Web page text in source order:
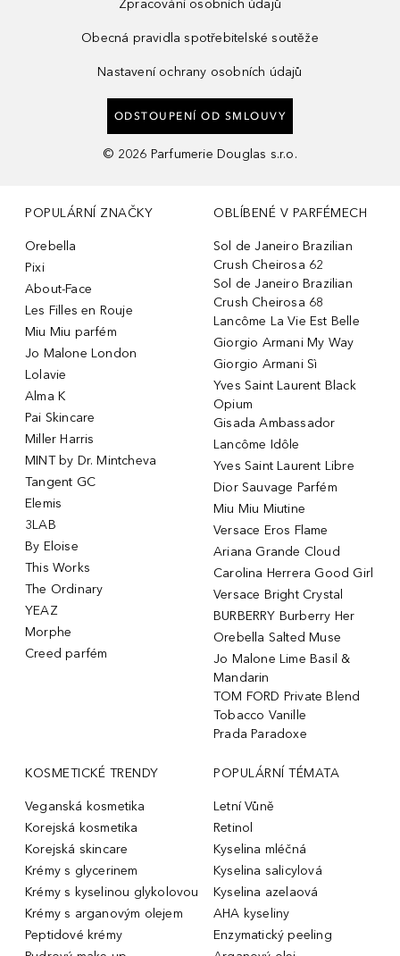
Zpracování osobních údajů
Obecná pravidla spotřebitelské soutěže
Nastavení ochrany osobních údajů
ODSTOUPENÍ OD SMLOUVY
© 2026 Parfumerie Douglas s.r.o.
POPULÁRNÍ ZNAČKY
Orebella
Pixi
About-Face
Les Filles en Rouje
Miu Miu parfém
Jo Malone London
Lolavie
Alma K
Pai Skincare
Miller Harris
MINT by Dr. Mintcheva
Tangent GC
Elemis
3LAB
By Eloise
This Works
The Ordinary
YEAZ
Morphe
Creed parfém
OBLÍBENÉ V PARFÉMECH
Sol de Janeiro Brazilian
Crush Cheirosa 62
Sol de Janeiro Brazilian
Crush Cheirosa 68
Lancôme La Vie Est Belle
Giorgio Armani My Way
Giorgio Armani Sì
Yves Saint Laurent Black
Opium
Gisada Ambassador
Lancôme Idôle
Yves Saint Laurent Libre
Dior Sauvage Parfém
Miu Miu Miutine
Versace Eros Flame
Ariana Grande Cloud
Carolina Herrera Good Girl
Versace Bright Crystal
BURBERRY Burberry Her
Orebella Salted Muse
Jo Malone Lime Basil &
Mandarin
TOM FORD Private Blend
Tobacco Vanille
Prada Paradoxe
KOSMETICKÉ TRENDY
Veganská kosmetika
Korejská kosmetika
Korejská skincare
Krémy s glycerinem
Krémy s kyselinou glykolovou
Krémy s arganovým olejem
Peptidové krémy
POPULÁRNÍ TÉMATA
Letní Vůně
Retinol
Kyselina mléčná
Kyselina salicylová
Kyselina azelaová
AHA kyseliny
Enzymatický peeling